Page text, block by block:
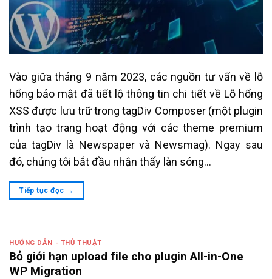
Vào giữa tháng 9 năm 2023, các nguồn tư vấn về lỗ
hổng bảo mật đã tiết lộ thông tin chi tiết về Lỗ hổng
XSS được lưu trữ trong tagDiv Composer (một plugin
trình tạo trang hoạt động với các theme premium
của tagDiv là Newspaper và Newsmag). Ngay sau
đó, chúng tôi bắt đầu nhận thấy làn sóng…
Tiếp tục đọc →
HƯỚNG DẪN - THỦ THUẬT
Bỏ giới hạn upload file cho plugin All-in-One
WP Migration